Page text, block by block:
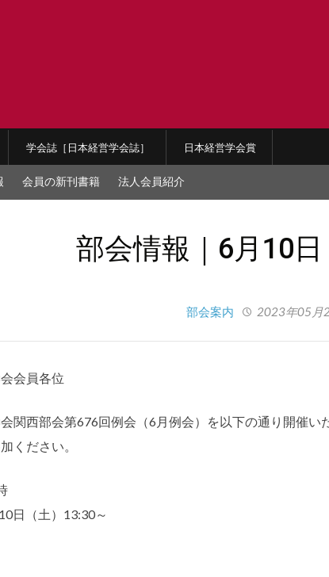
学会誌［日本経営学会誌］ 日本経営学会賞
会員の新刊書籍 法人会員紹介
部会情報｜6月10
部会案内 2023年05月
会員各位
関西部会第676回例会（6月例会）を以下の通り開催い
ください。
日（土）13:30～